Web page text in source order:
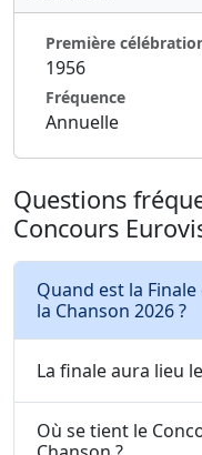
Première
1956
Fréquence
Annuelle
Questions
Concours
Quand est la
la Chanson 2026 ?
La finale aura lieu
Où se tient le